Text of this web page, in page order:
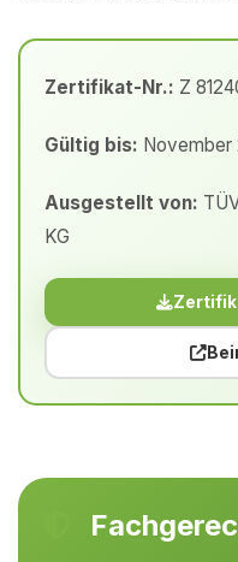
Zertifikat-Nr.: Z
Gültig bis: November
Ausgestellt von:
KG